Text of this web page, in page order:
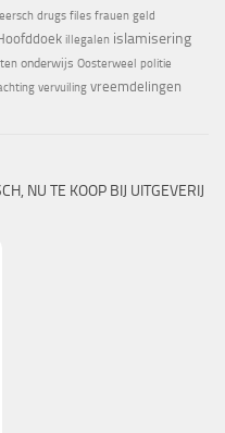
drugs files frauen geld
illegalen islamisering
onderwijs Oosterweel politie
vervuiling vreemdelingen
NU TE KOOP BIJ UITGEVERIJ